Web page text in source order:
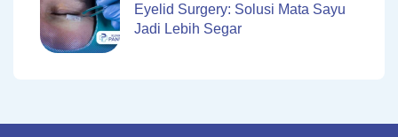
Eyelid Surgery: Solusi Mata Sayu
Jadi Lebih Segar